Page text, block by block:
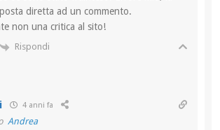
diretta ad un commento.
non una critica al sito!
Rispondi
4 anni fa
Andrea